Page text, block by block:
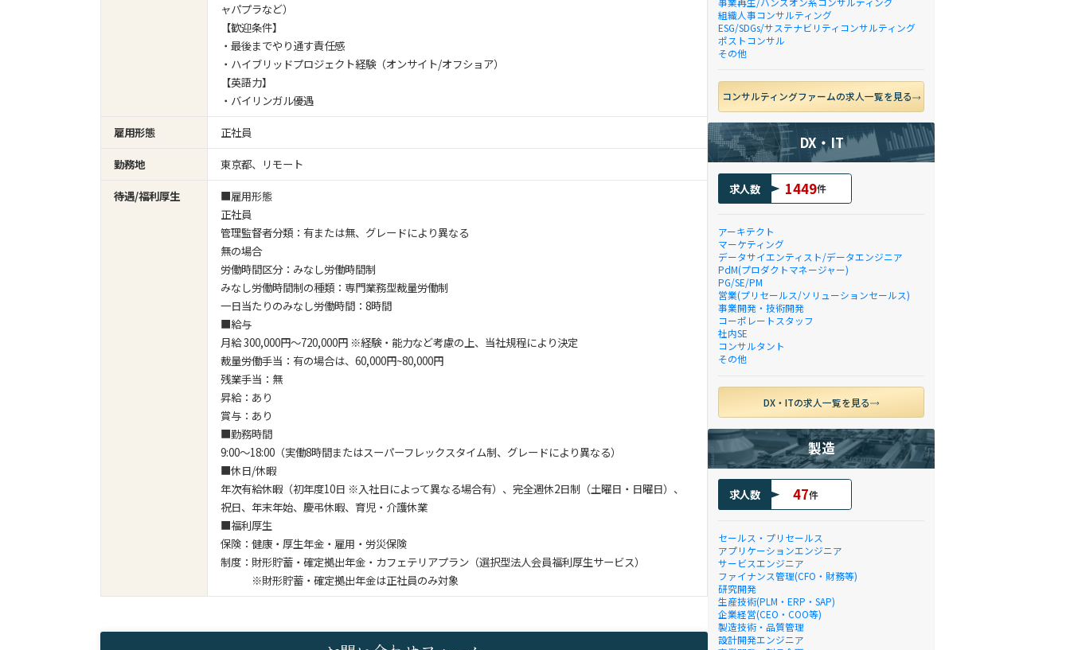
ャパプラなど）
【歓迎条件】
・最後までやり通す責任感
・ハイブリッドプロジェクト経験（オンサイト/オフショア）
【英語力】
・バイリンガル優遇
雇用形態
正社員
勤務地
東京都、リモート
待遇/福利厚生
■雇用形態
正社員
管理監督者分類：有または無、グレードにより異なる
無の場合
労働時間区分：みなし労働時間制
みなし労働時間制の種類：専門業務型裁量労働制
一日当たりのみなし労働時間：8時間
■給与
月給 300,000円～720,000円 ※経験・能力など考慮の上、当社規程により決定
裁量労働手当：有の場合は、60,000円~80,000円
残業手当：無
昇給：あり
賞与：あり
■勤務時間
9:00～18:00（実働8時間またはスーパーフレックスタイム制、グレードにより異なる）
■休日/休暇
年次有給休暇（初年度10日 ※入社日によって異なる場合有）、完全週休2日制（土曜日・日曜日）、
祝日、年末年始、慶弔休暇、育児・介護休業
■福利厚生
保険：健康・厚生年金・雇用・労災保険
制度：財形貯蓄・確定拠出年金・カフェテリアプラン（選択型法人会員福利厚生サービス）
※財形貯蓄・確定拠出年金は正社員のみ対象
組織人事コンサルティング
ESG/SDGs/サステナビリティコンサルティング
ポストコンサル
その他
コンサルティングファームの求人一覧を見る
DX・IT
求人数 1449件
アーキテクト
マーケティング
データサイエンティスト/データエンジニア
PdM(プロダクトマネージャー)
PG/SE/PM
営業(プリセールス/ソリューションセールス)
事業開発・技術開発
コーポレートスタッフ
社内SE
コンサルタント
その他
DX・ITの求人一覧を見る
製造
求人数 47件
セールス・プリセールス
アプリケーションエンジニア
サービスエンジニア
ファイナンス管理(CFO・財務等)
研究開発
生産技術(PLM・ERP・SAP)
企業経営(CEO・COO等)
製造技術・品質管理
設計開発エンジニア